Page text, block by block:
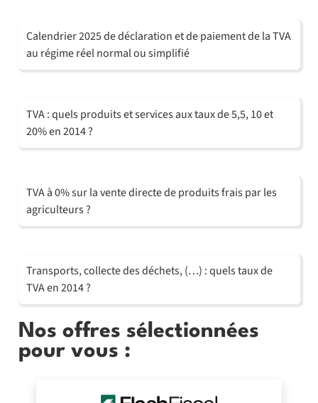
Calendrier 2025 de déclaration et de paiement de la TVA
au régime réel normal ou simplifié
TVA : quels produits et services aux taux de 5,5, 10 et
20% en 2014 ?
TVA à 0% sur la vente directe de produits frais par les
agriculteurs ?
Transports, collecte des déchets, (…) : quels taux de
TVA en 2014 ?
Nos offres sélectionnées
pour vous :